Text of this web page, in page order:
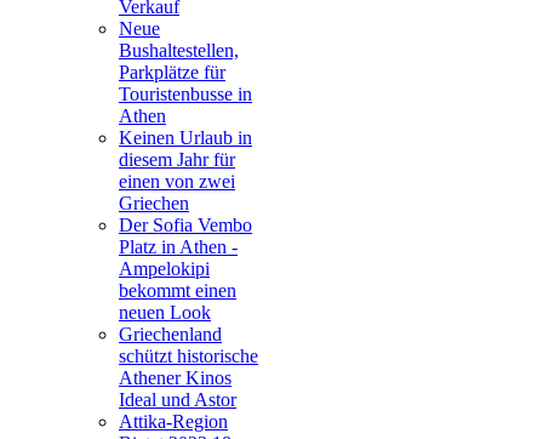
Verkauf
Neue
Bushaltestellen,
Parkplätze für
Touristenbusse in
Athen
Keinen Urlaub in
diesem Jahr für
einen von zwei
Griechen
Der Sofia Vembo
Platz in Athen -
Ampelokipi
bekommt einen
neuen Look
Griechenland
schützt historische
Athener Kinos
Ideal und Astor
Attika-Region